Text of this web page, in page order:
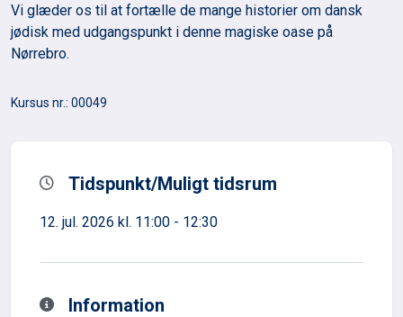
Vi glæder os til at fortælle de mange historier om dansk
jødisk med udgangspunkt i denne magiske oase på
Nørrebro.
Kursus nr.: 00049
Tidspunkt/Muligt tidsrum
12. jul. 2026 kl. 11:00 - 12:30
Information